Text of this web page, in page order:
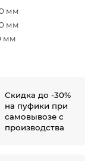
мм
мм
мм
Скидка до -30%
на пуфики при
самовывозе с
производства